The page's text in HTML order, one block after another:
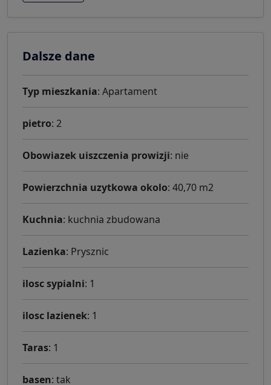
Dalsze dane
Typ mieszkania: Apartament
pietro: 2
Obowiazek uiszczenia prowizji: nie
Powierzchnia uzytkowa okolo: 40,70 m2
Kuchnia: kuchnia zbudowana
Lazienka: Prysznic
ilosc sypialni: 1
ilosc lazienek: 1
Taras: 1
basen: tak